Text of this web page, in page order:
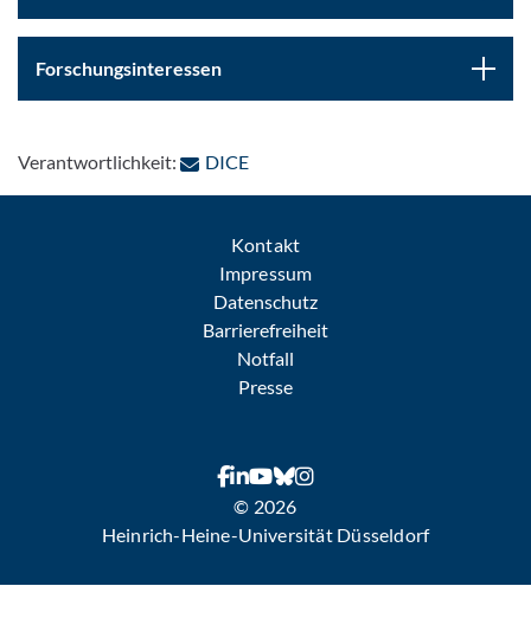
Forschungsinteressen
Verantwortlichkeit: DICE: Per E-Mail kontaktieren
Kontakt
Impressum
Datenschutz
Barrierefreiheit
Notfall
Presse
© 2026
Heinrich-Heine-Universität Düsseldorf